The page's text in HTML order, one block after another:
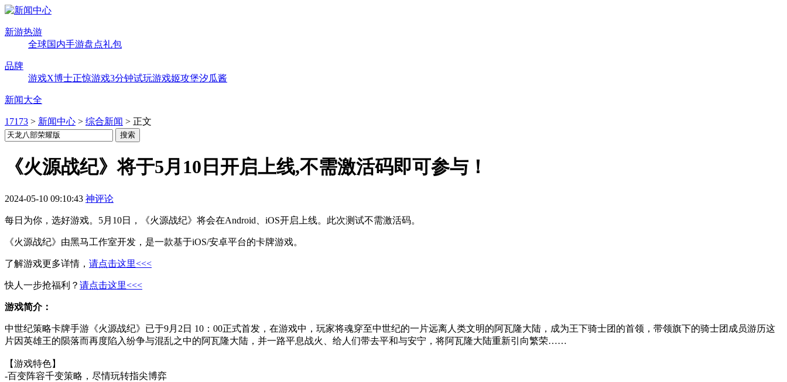
新游热游
全球国内手游盘点礼包
品牌
游戏X博士正惊游戏3分钟试玩游戏姬攻堡汐瓜酱
新闻大全
17173 > 新闻中心 > 综合新闻 > 正文
《火源战纪》将于5月10日开启上线,不需激活码即可参与！
2024-05-10 09:10:43 神评论
每日为你，选好游戏。5月10日，《火源战纪》将会在Android、iOS开启上线。此次测试不需激活码。
《火源战纪》由黑马工作室开发，是一款基于iOS/安卓平台的卡牌游戏。
了解游戏更多详情， 请点击这里<<<
快人一步抢福利？ 请点击这里<<<
游戏简介：
中世纪策略卡牌手游《火源战纪》已于9月2日 10：00正式首发，在游戏中，玩家将魂穿至中世纪的一片远离人类文明的阿瓦隆大陆，成为王下骑士团的首领，带领旗下的骑士团成员游历这
片因英雄王的陨落而再度陷入纷争与混乱之中的阿瓦隆大陆，并一路平息战火、给人们带去平和与安宁，将阿瓦隆大陆重新引向繁荣……
【游戏特色】
-百变阵容千变策略，尽情玩转指尖博弈